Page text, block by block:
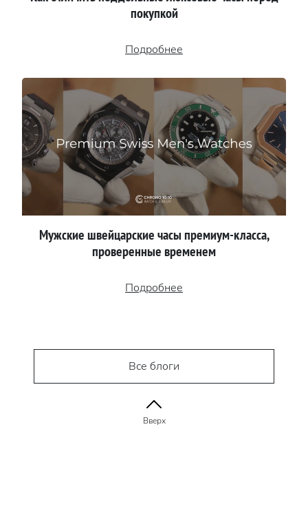
покупкой
Подробнее
Мужские швейцарские часы премиум-класса,
проверенные временем
Подробнее
Все блоги
Вверх